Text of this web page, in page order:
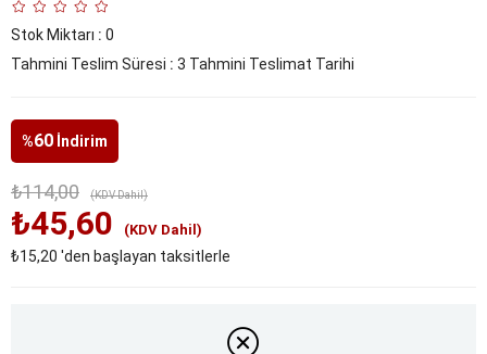
Stok Miktarı : 0
Tahmini Teslim Süresi : 3 Tahmini Teslimat Tarihi
%60 İndirim
₺114,00 (KDV Dahil)
₺45,60 (KDV Dahil)
₺15,20 'den başlayan taksitlerle